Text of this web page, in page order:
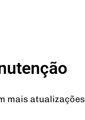
mais atualizações